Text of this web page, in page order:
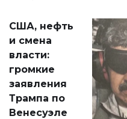
сразу несколько
актуальных тем —
от слухов о
политических
реформах до
вопросов армии,
экономики и
личного здоровья.
США, нефть
и смена
власти:
громкие
заявления
Трампа по
Венесуэле